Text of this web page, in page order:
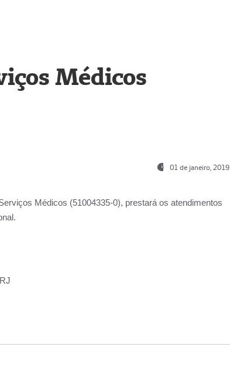
Médicos
01 de janeiro, 2019
Médicos (51004335-0), prestará os atendimentos